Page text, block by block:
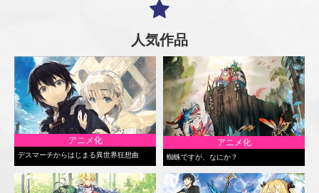
人気作品
アニメ化
デスマーチからはじまる異世界狂想曲
アニメ化
蜘蛛ですが、なにか？